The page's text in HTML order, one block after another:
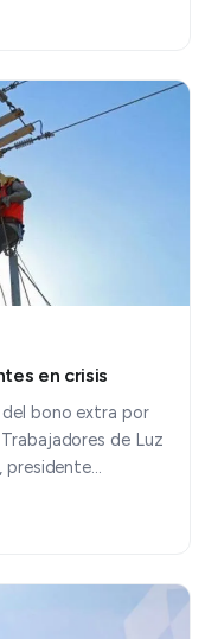
en crisis
del bono extra por
de Luz